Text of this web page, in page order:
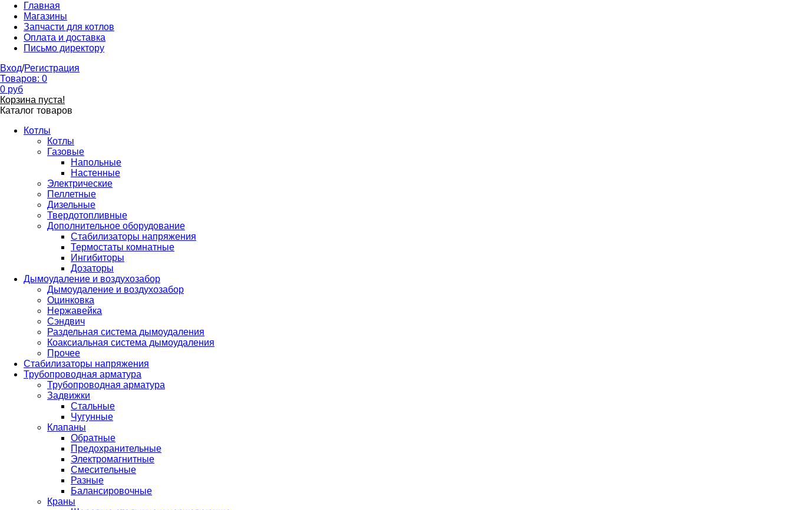
Главная
Магазины
Запчасти для котлов
Оплата и доставка
Письмо директору
Вход/Регистрация
Товаров: 0
0 руб
Корзина пуста!
Каталог товаров
Котлы
Котлы
Газовые
Напольные
Настенные
Электрические
Пеллетные
Дизельные
Твердотопливные
Дополнительное оборудование
Стабилизаторы напряжения
Термостаты комнатные
Ингибиторы
Дозаторы
Дымоудаление и воздухозабор
Дымоудаление и воздухозабор
Оцинковка
Нержавейка
Сэндвич
Раздельная система дымоудаления
Коаксиальная система дымоудаления
Прочее
Стабилизаторы напряжения
Трубопроводная арматура
Трубопроводная арматура
Задвижки
Стальные
Чугунные
Клапаны
Обратные
Предохранительные
Электромагнитные
Смесительные
Разные
Балансировочные
Краны